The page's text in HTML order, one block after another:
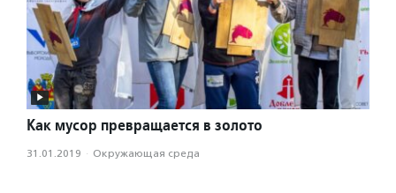
Как мусор превращается в золото
31.01.2019 · Окружающая среда